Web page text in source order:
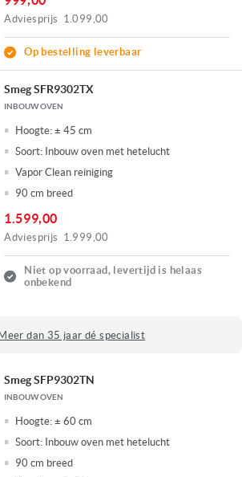
Adviesprijs 1.099,00
Op bestelling leverbaar
Smeg SFR9302TX
INBOUW OVEN
Hoogte: ± 45 cm
Soort: Inbouw oven met hetelucht
Vapor Clean reiniging
90 cm breed
1.599,00
Adviesprijs 1.999,00
Niet op voorraad, levertijd is helaas
onbekend
Fysieke winkel in Ridderkerk
Smeg SFP9302TN
INBOUW OVEN
Hoogte: ± 60 cm
Soort: Inbouw oven met hetelucht
90 cm breed